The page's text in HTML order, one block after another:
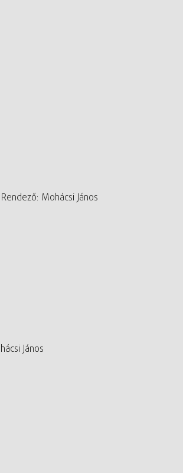
Rendező: Mohácsi János
János